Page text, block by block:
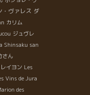
・ヴァレス ダ
カリム
ジュヴレ
Shinsaku san
さん
イヨン Les
Vins de Jura
des